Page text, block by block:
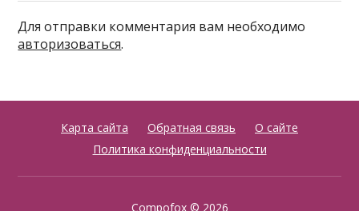
Для отправки комментария вам необходимо
авторизоваться.
Карта сайта Обратная связь
О сайте
Политика конфиденциальности
Compofox© 2026